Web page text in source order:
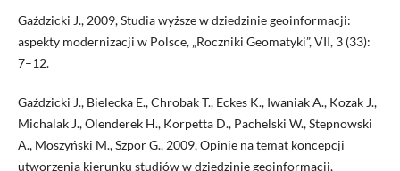
Gaździcki J., 2009, Studia wyższe w dziedzinie geoinformacji:
aspekty modernizacji w Polsce, „Roczniki Geomatyki”, VII, 3 (33):
7–12.
Gaździcki J., Bielecka E., Chrobak T., Eckes K., Iwaniak A., Kozak J.,
Michalak J., Olenderek H., Korpetta D., Pachelski W., Stepnowski
A., Moszyński M., Szpor G., 2009, Opinie na temat koncepcji
utworzenia kierunku studiów w dziedzinie geoinformacji,